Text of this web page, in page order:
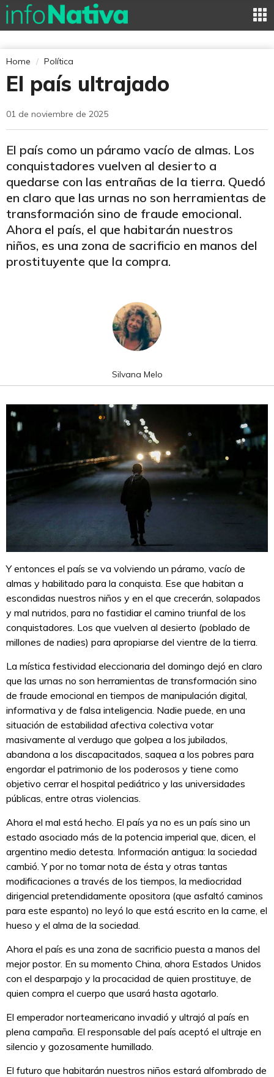
Home Política
El país ultrajado
01 de noviembre de 2025
El país como un páramo vacío de almas. Los
conquistadores vuelven al desierto a
quedarse con las entrañas de la tierra. Quedó
en claro que las urnas no son herramientas de
transformación sino de fraude emocional.
Ahora el país, el que habitarán nuestros
niños, es una zona de sacrificio en manos del
prostituyente que la compra.
Silvana Melo
Y entonces el país se va volviendo un páramo, vacío de
almas y habilitado para la conquista. Ese que habitan a
escondidas nuestros niños y en el que crecerán, solapados
y mal nutridos, para no fastidiar el camino triunfal de los
conquistadores. Los que vuelven al desierto (poblado de
millones de nadies) para apropiarse del vientre de la tierra.
La mística festividad eleccionaria del domingo dejó en claro
que las urnas no son herramientas de transformación sino
de fraude emocional en tiempos de manipulación digital,
informativa y de falsa inteligencia. Nadie puede, en una
situación de estabilidad afectiva colectiva votar
masivamente al verdugo que golpea a los jubilados,
abandona a los discapacitados, saquea a los pobres para
engordar el patrimonio de los poderosos y tiene como
objetivo cerrar el hospital pediátrico y las universidades
públicas, entre otras violencias.
Ahora el mal está hecho. El país ya no es un país sino un
estado asociado más de la potencia imperial que, dicen, el
argentino medio detesta. Información antigua: la sociedad
cambió. Y por no tomar nota de ésta y otras tantas
modificaciones a través de los tiempos, la mediocridad
dirigencial pretendidamente opositora (que asfaltó caminos
para este espanto) no leyó lo que está escrito en la carne, el
hueso y el alma de la sociedad.
Ahora el país es una zona de sacrificio puesta a manos del
mejor postor. En su momento China, ahora Estados Unidos
con el desparpajo y la procacidad de quien prostituye, de
quien compra el cuerpo que usará hasta agotarlo.
El emperador norteamericano invadió y ultrajó al país en
plena campaña. El responsable del país aceptó el ultraje en
silencio y gozosamente humillado.
El futuro que habitarán nuestros niños estará alfombrado de